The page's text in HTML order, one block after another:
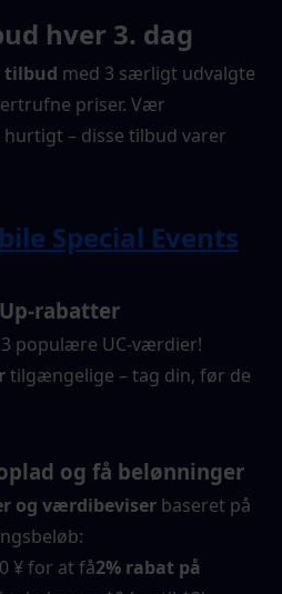
hver 3. dag
tilbud med 3 særligt udvalgte
priser. Vær
– disse tilbud varer
Special Events
rabatter
populære UC-værdier!
tilgængelige – tag din, før de
og få belønninger
og værdibeviser baseret på
¥ for at få2% rabat på